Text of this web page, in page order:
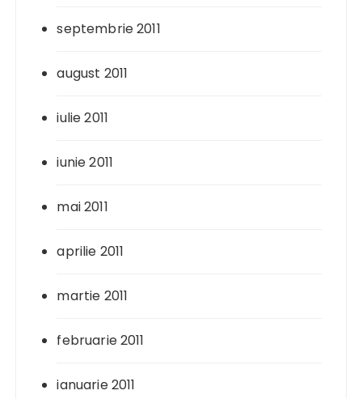
septembrie 2011
august 2011
iulie 2011
iunie 2011
mai 2011
aprilie 2011
martie 2011
februarie 2011
ianuarie 2011